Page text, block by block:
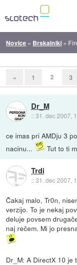
Novice » Brskalniki »
« 1 2 3
Dr_M
::31. dec 2007,
ce imas pri AMDju 3
nacinu...
Tut to ti
Trdi
::31. dec 2007,
Čakaj malo, Tr0n,
verzijo. To je nekaj
deluje povsem
naj rečem. Mi jo
Dr_M: A DirectX 10